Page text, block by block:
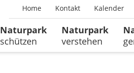
Home Kontakt Kalender
Naturpark
schützen
Naturpark
verstehen